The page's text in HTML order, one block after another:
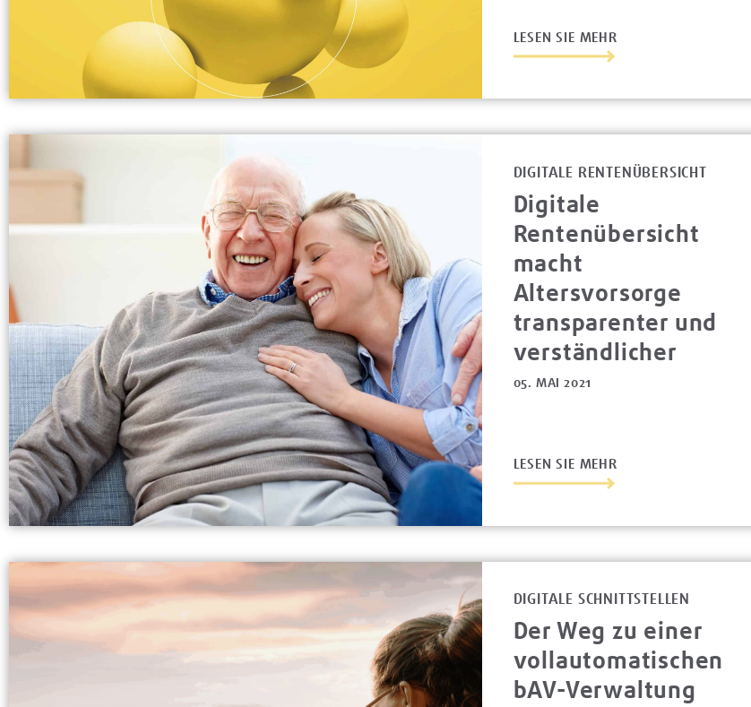
LESEN SIE MEHR
DIGITALE RENTENÜBERSICHT
Digitale
Rentenübersicht
macht
Altersvorsorge
transparenter und
verständlicher
05. MAI 2021
LESEN SIE MEHR
DIGITALE SCHNITTSTELLEN
Der Weg zu einer
vollautomatischen
bAV-Verwaltung